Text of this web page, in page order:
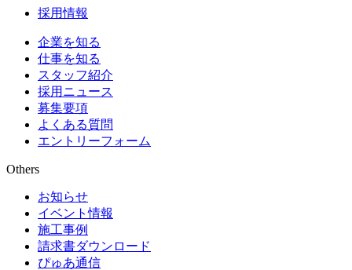
採用情報
企業を知る
仕事を知る
スタッフ紹介
採用ニュース
募集要項
よくある質問
エントリーフォーム
Others
お知らせ
イベント情報
施工事例
請求書ダウンロード
ぴゅあ通信